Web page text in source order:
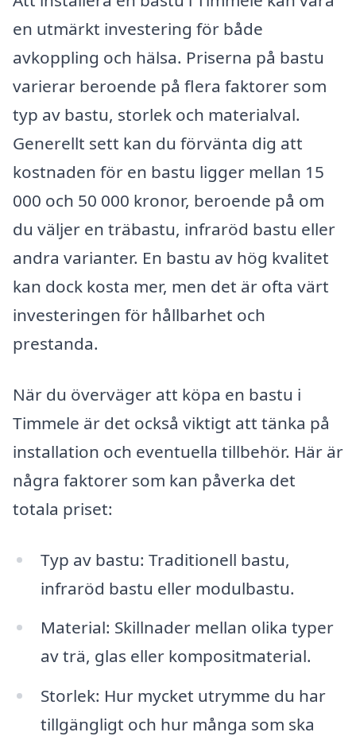
en utmärkt investering för både
avkoppling och hälsa. Priserna på bastu
varierar beroende på flera faktorer som
typ av bastu, storlek och materialval.
Generellt sett kan du förvänta dig att
kostnaden för en bastu ligger mellan 15
000 och 50 000 kronor, beroende på om
du väljer en träbastu, infraröd bastu eller
andra varianter. En bastu av hög kvalitet
kan dock kosta mer, men det är ofta värt
investeringen för hållbarhet och
prestanda.
När du överväger att köpa en bastu i
Timmele är det också viktigt att tänka på
installation och eventuella tillbehör. Här är
några faktorer som kan påverka det
totala priset:
Typ av bastu: Traditionell bastu,
infraröd bastu eller modulbastu.
Material: Skillnader mellan olika typer
av trä, glas eller kompositmaterial.
Storlek: Hur mycket utrymme du har
tillgängligt och hur många som ska